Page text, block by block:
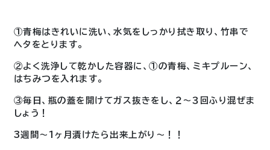
①青梅はきれいに洗い、水気をしっかり拭き取り、竹串で
ヘタをとります。
②よく洗浄して乾かした容器に、①の青梅、ミキプルーン、
はちみつを入れます。
③毎日、瓶の蓋を開けてガス抜きをし、２〜３回ふり混ぜま
しょう！
3週間〜1ヶ月漬けたら出来上がり～！！